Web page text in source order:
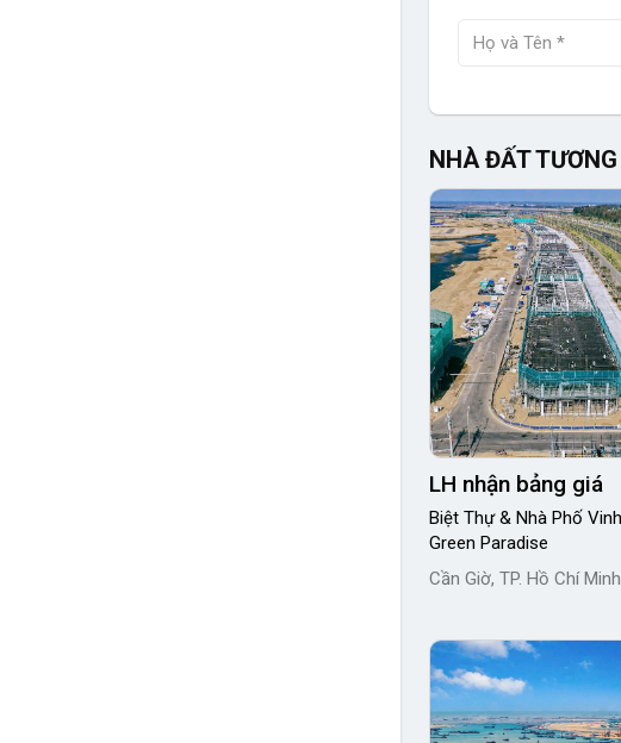
NHÀ ĐẤT
LH nhận bảng giá
Biệt Thự & Nhà Phố
Green Paradise
Cần Giờ, TP. Hồ Chí Minh